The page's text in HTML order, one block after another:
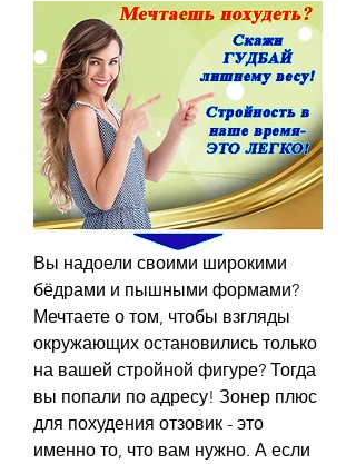
Вы надоели своими широкими
бёдрами и пышными формами?
Мечтаете о том, чтобы взгляды
окружающих остановились только
на вашей стройной фигуре? Тогда
вы попали по адресу! Зонер плюс
для похудения отзовик - это
именно то, что вам нужно. А если